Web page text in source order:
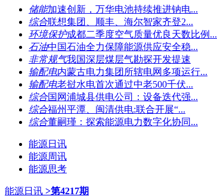
储能加速创新，万华电池持续推进钠电...
综合联想集团、顺丰、海尔智家齐登2...
环境保护成都二季度空气质量优良天数比例...
石油中国石油全力保障能源供应安全稳...
非常规气我国深层煤层气勘探开发提速
输配电内蒙古电力集团所辖电网多项运行...
输配电老挝水电首次通过中老500千伏...
综合国网浦城县供电公司：设备迭代强...
综合福州平潭、闽清供电:联合开展“...
综合董嗣瑾：探索能源电力数字化协同...
能源日讯
能源周讯
能源思考
能源日讯 >第4217期